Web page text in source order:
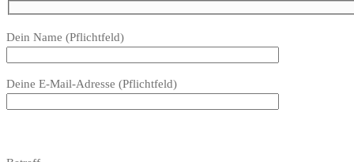
Bitte
Feld
Dein Name (Pflichtfeld)
Deine E-Mail-Adresse (Pflichtfeld)